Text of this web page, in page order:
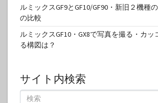
ルミックスGF9とGF10/GF90・新旧２機種
の比較
ルミックスGF10・GX8で写真を撮る・カ
る構図は？
サイト内検索